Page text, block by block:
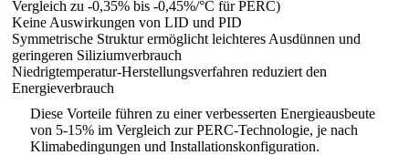
Vergleich zu -0,35% bis -0,45%/°C für PERC)
Keine Auswirkungen von LID und PID
Symmetrische Struktur ermöglicht leichteres Ausdünnen und
geringeren Siliziumverbrauch
Niedrigtemperatur-Herstellungsverfahren reduziert den
Energieverbrauch
Diese Vorteile führen zu einer verbesserten Energieausbeute
von 5-15% im Vergleich zur PERC-Technologie, je nach
Klimabedingungen und Installationskonfiguration.